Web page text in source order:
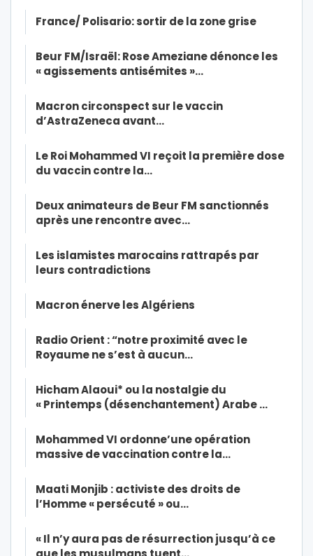
France/ Polisario: sortir de la zone grise
Beur FM/Israël: Rose Ameziane dénonce les
« agissements antisémites »…
Macron circonspect sur le vaccin
d’AstraZeneca avant…
Le Roi Mohammed VI reçoit la première dose
du vaccin contre la…
Deux animateurs de Beur FM sanctionnés
après une rencontre avec…
Les islamistes marocains rattrapés par
leurs contradictions
Macron énerve les Algériens
Radio Orient : “notre proximité avec le
Royaume ne s’est à aucun…
Hicham Alaoui* ou la nostalgie du
« Printemps (désenchantement) Arabe …
Mohammed VI ordonne’une opération
massive de vaccination contre la…
Maati Monjib : activiste des droits de
l’Homme « persécuté » ou…
« Il n’y aura pas de résurrection jusqu’à ce